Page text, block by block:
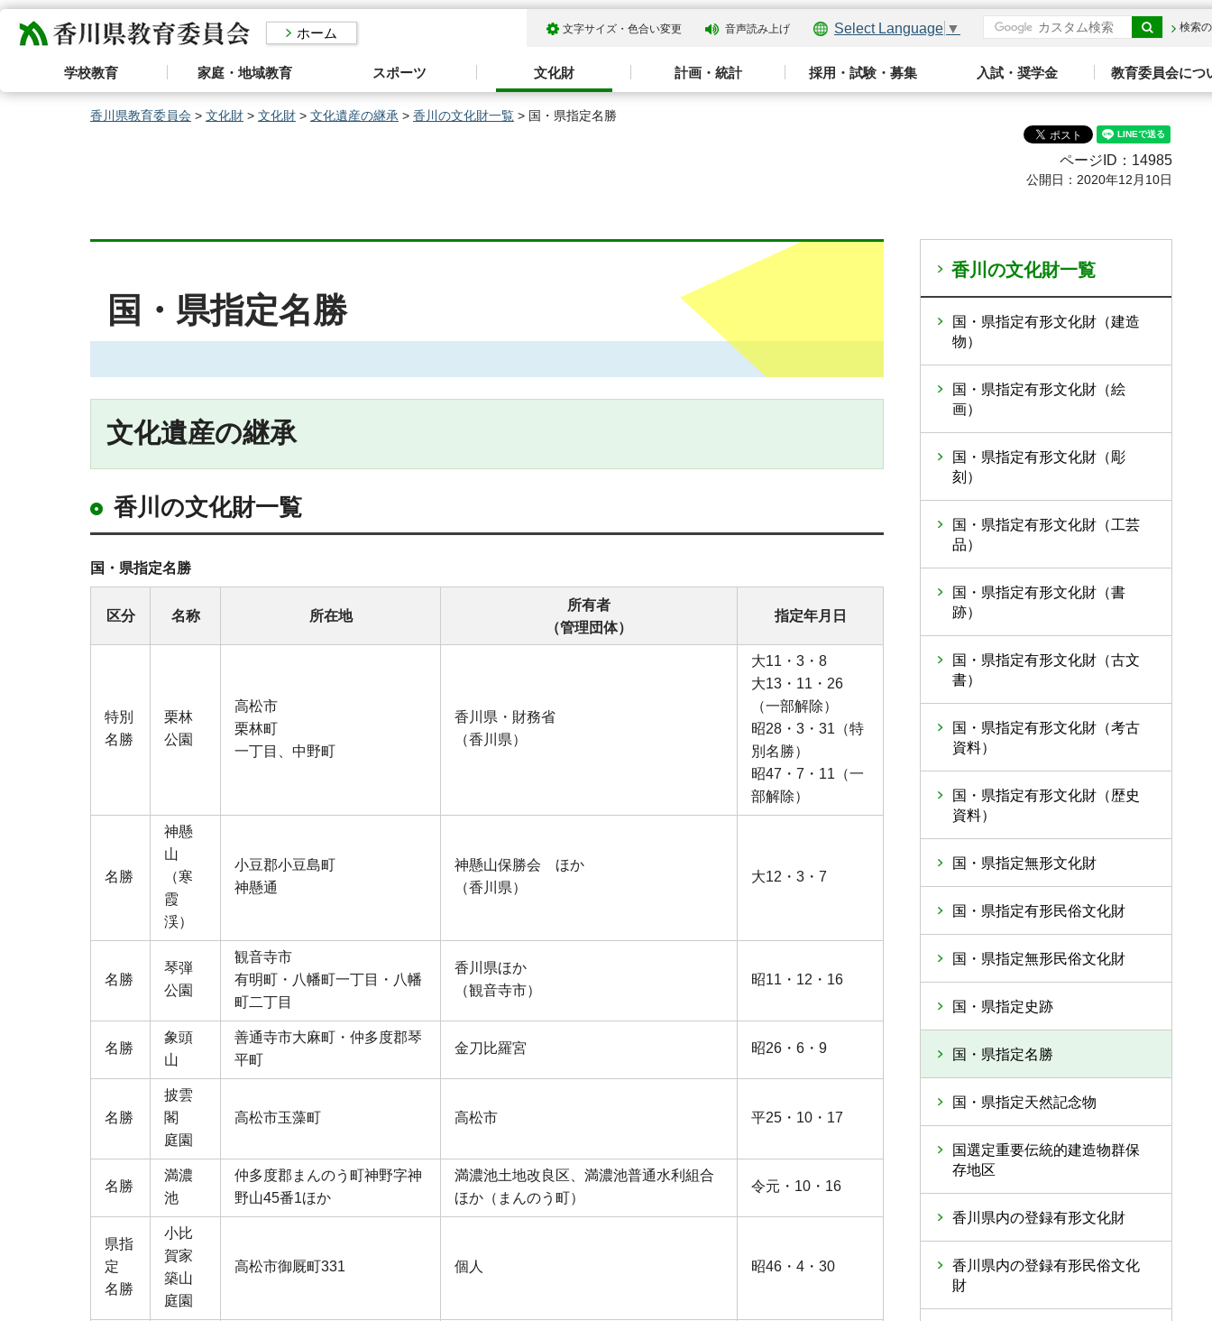
香川県教育委員会 ホーム 文字サイズ・色合い変更 音声読み上げ Select Language ▼ 検索
学校教育 家庭・地域教育 スポーツ 文化財 計画・統計 採用・試験・募集 入試・奨学金 教育委員会につ
香川県教育委員会 > 文化財 > 文化財 > 文化遺産の継承 > 香川の文化財一覧 > 国・県指定名勝
ページID：14985
公開日：2020年12月10日
国・県指定名勝
文化遺産の継承
香川の文化財一覧
国・県指定名勝
区分 名称 所在地
所有者
（管理団体）
指定年月日
特別
名勝
栗林
公園
高松市
栗林町
一丁目、中野町
香川県・財務省
（香川県）
大11・3・8
大13・11・26
（一部解除）
昭28・3・31（特
別名勝）
昭47・7・11（一
部解除）
名勝
神懸
山
（寒
霞
渓）
小豆郡小豆島町
神懸通
神懸山保勝会 ほか
（香川県）
大12・3・7
名勝
琴弾
公園
観音寺市
有明町・八幡町一丁目・八幡
町二丁目
香川県ほか
（観音寺市）
昭11・12・16
名勝
象頭
山
善通寺市大麻町・仲多度郡琴
平町
金刀比羅宮 昭26・6・9
名勝
披雲
閣
庭園
高松市玉藻町 高松市 平25・10・17
名勝
満濃
池
仲多度郡まんのう町神野字神
野山45番1ほか
満濃池土地改良区、満濃池普通水利組合
ほか（まんのう町）
令元・10・16
県指
定
名勝
小比
賀家
築山
庭園
高松市御厩町331 個人 昭46・4・30
香川の文化財一覧
国・県指定有形文化財（建造
物）
国・県指定有形文化財（絵
画）
国・県指定有形文化財（彫
刻）
国・県指定有形文化財（工芸
品）
国・県指定有形文化財（書
跡）
国・県指定有形文化財（古文
書）
国・県指定有形文化財（考古
資料）
国・県指定有形文化財（歴史
資料）
国・県指定無形文化財
国・県指定有形民俗文化財
国・県指定無形民俗文化財
国・県指定史跡
国・県指定名勝
国・県指定天然記念物
国選定重要伝統的建造物群保
存地区
香川県内の登録有形文化財
香川県内の登録有形民俗文化
財